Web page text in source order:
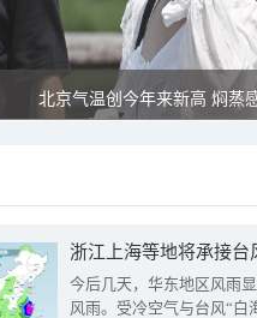
北京气温创今年来新高 焖蒸
浙江上海等地将承接台
今后几天，华东地区风雨
风雨。受冷空气与台风“白